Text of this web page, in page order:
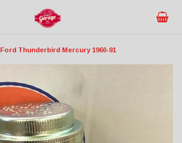
Ford Thunderbird Mercury 1960-91